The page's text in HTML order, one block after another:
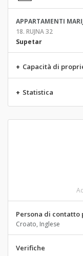
APPARTAMENTI
18. RUJNA 32
Supetar
+ Capacità di
+ Statistica
Persona di contatto
Croato, Inglese
Verifiche